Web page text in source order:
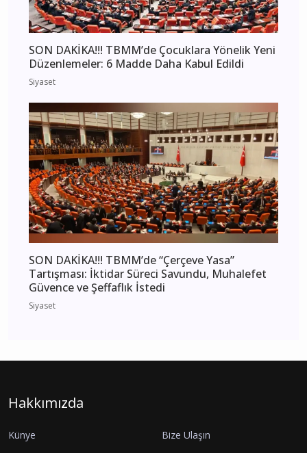
SON DAKİKA!!! TBMM’de Çocuklara Yönelik Yeni
Düzenlemeler: 6 Madde Daha Kabul Edildi
Siyaset
SON DAKİKA!!! TBMM’de “Çerçeve Yasa”
Tartışması: İktidar Süreci Savundu, Muhalefet
Güvence ve Şeffaflık İstedi
Siyaset
Hakkımızda
Künye Bize Ulaşın